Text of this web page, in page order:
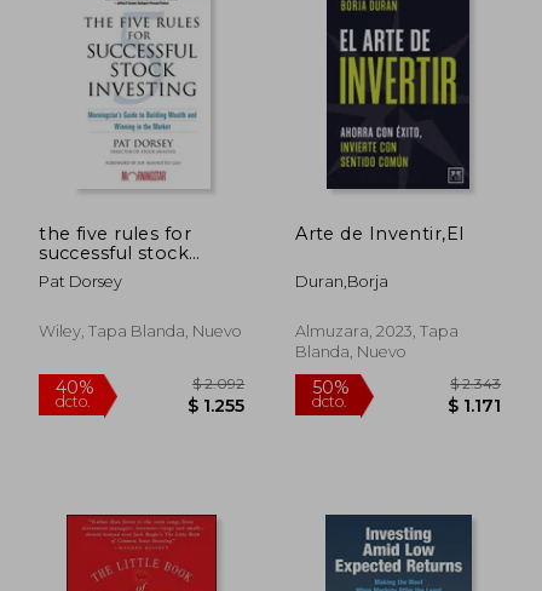
50%
dcto.
40%
dcto.
the five rules for
successful stock
investing,morningstar
´s guide to building
in the market (en
Pat Dorsey
Wiley, Tapa Blanda, Nuevo
Arte de Inventir,El
Duran,Borja
Almuzara, 2023, Tapa
Blanda, Nuevo